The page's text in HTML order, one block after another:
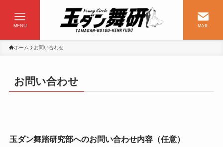
MAIL
MENU
ホーム お問い合わせ
お問い合わせ
玉ダン舞踏研究部へのお問い合わせ内容（任意）